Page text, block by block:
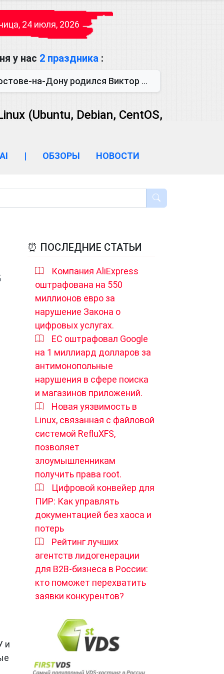
24 июля, 2026
у нас 2 праздника :
Виктор Михайлович Глушков. Под руководством Виктора Михайло...
(Ubuntu, Debian, CentOS,
AI | ОБЗОРЫ НОВОСТИ
и
⏰ ПОСЛЕДНИЕ СТАТЬИ
Компания AliExpress
оштрафована на 550
миллионов евро за
нарушение Закона о
цифровых услугах.
ЕС оштрафовал Google
на 1 миллиард долларов за
антимонопольные
нарушения в сфере поиска
и магазинов приложений.
Новая уязвимость в
Linux, связанная с файловой
системой RefluXFS,
позволяет
злоумышленникам
получить права root.
Цифровой конвейер для
ПИР: Как управлять
документацией без хаоса и
потерь
Рейтинг лучших
агентств лидогенерации
для B2B-бизнеса в России:
кто поможет перехватить
заявки конкурентов?